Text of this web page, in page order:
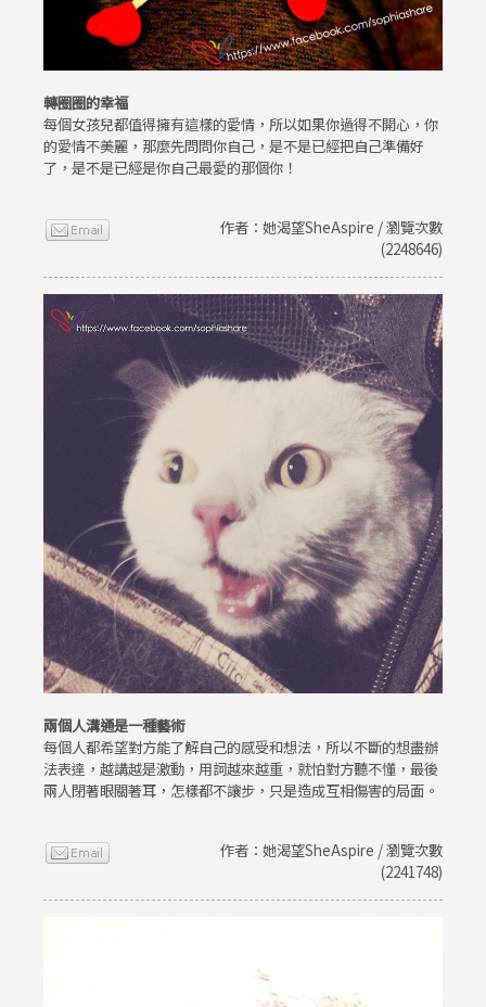
轉圈圈的幸福
每個女孩兒都值得擁有這樣的愛情，所以如果你過得不開心，你
的愛情不美麗，那麼先問問你自己，是不是已經把自己準備好
了，是不是已經是你自己最愛的那個你！
作者：她渴望SheAspire / 瀏覽次數
(2248646)
兩個人溝通是一種藝術
每個人都希望對方能了解自己的感受和想法，所以不斷的想盡辦
法表達，越講越是激動，用詞越來越重，就怕對方聽不懂，最後
兩人閉著眼關著耳，怎樣都不讓步，只是造成互相傷害的局面。
作者：她渴望SheAspire / 瀏覽次數
(2241748)